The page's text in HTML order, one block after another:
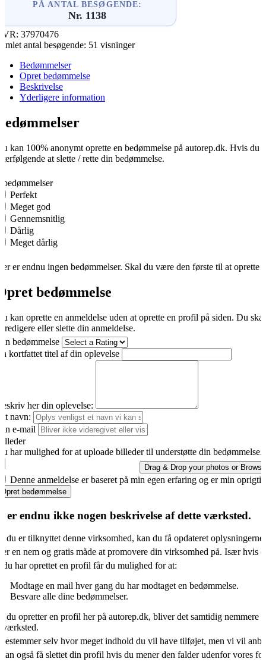
PÅ ANTAL BESØGENDE:
Nr. 1138
37970476
antal besøgende: 51 visninger
Bedømmelser
Opret bedømmelse
Beskrivelse
Yderligere information
kan 100% anonymt oprette en bedømmelse på autorep.dk. Hvis
at slette / rette din bedømmelse.
bedømmelser
Perfekt
Meget god
Gennemsnitlig
Dårlig
Meget dårlig
er endnu ingen bedømmelser. Skal du være den første til at oprette
bedømmelse
kan oprette en anmeldelse uden at oprette en profil på siden. Du
redigere eller slette din anmeldelse.
bedømmelse
kortfattet titel af din oplevelse
her din oplevelse:
navn:
e-mail
har mulighed for at uploade billeder til understøtte din bedømmelse.
Drag & Drop your photos or Browse
Denne anmeldelse er baseret på min egen erfaring og er min
Opret bedømmelse
er endnu ikke nogen beskrivelse af dette værksted.
du er tilknyttet denne virksomhed, kan du få opdateret oplysningerne.
er en nem og gratis måde at promovere din virksomhed på. Især hvis
du har oprettet en profil får du mulighed for at:
Modtage en mail hver gang du har modtaget en bedømmelse.
Besvare alle dine bedømmelser.
du opretter en profil her på autorep.dk, bliver det samtidig nemmere
selv hvor meget indhold du vil have tilføjet, men vi vil
også få slettet din profil hvis du mener den falder udenfor vores